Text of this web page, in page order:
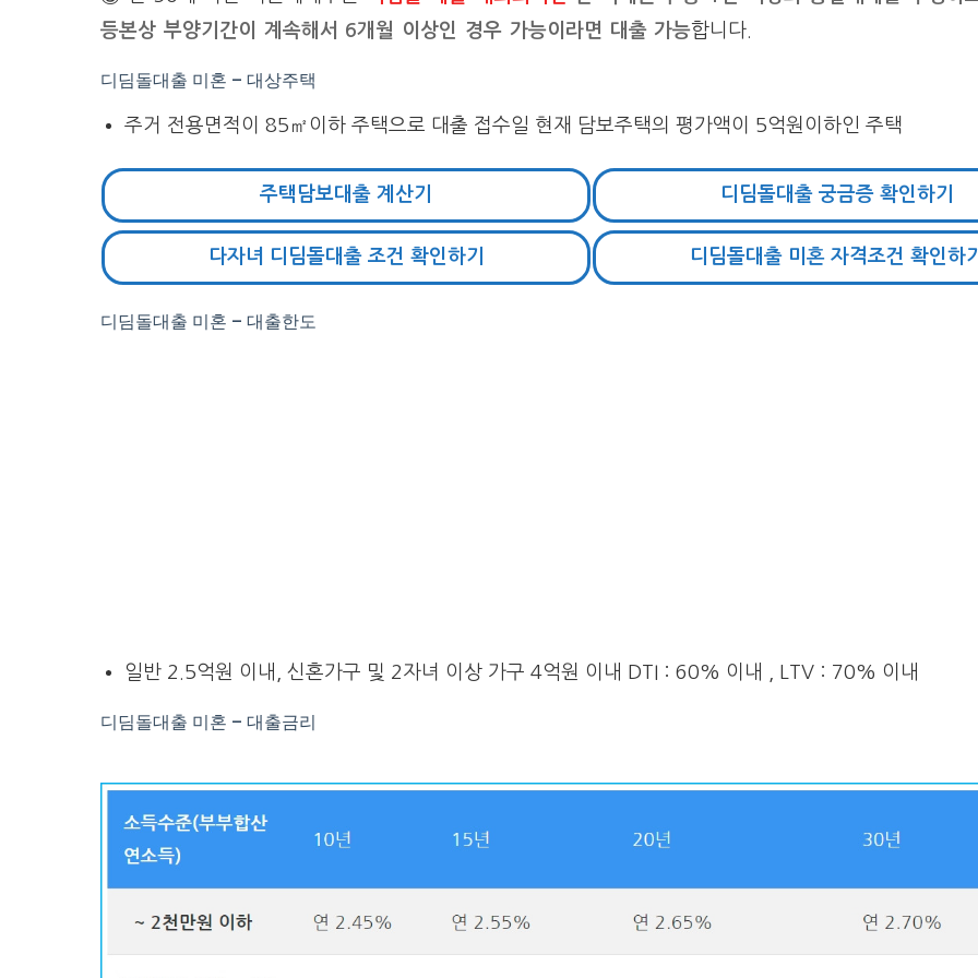
등본상 부양기간이 계속해서 6개월 이상인 경우 가능이라면 대출 가능합니다.
디딤돌대출 미혼 – 대상주택
주거 전용면적이 85㎡이하 주택으로 대출 접수일 현재 담보주택의 평가액이 5억원이하인 주택
주택담보대출 계산기 디딤돌대출 궁금증 확인하기
다자녀 디딤돌대출 조건 확인하기 디딤돌대출 미혼 자격조건 확인하
디딤돌대출 미혼 – 대출한도
일반 2.5억원 이내, 신혼가구 및 2자녀 이상 가구 4억원 이내 DTI : 60% 이내 , LTV : 70% 이내
디딤돌대출 미혼 – 대출금리